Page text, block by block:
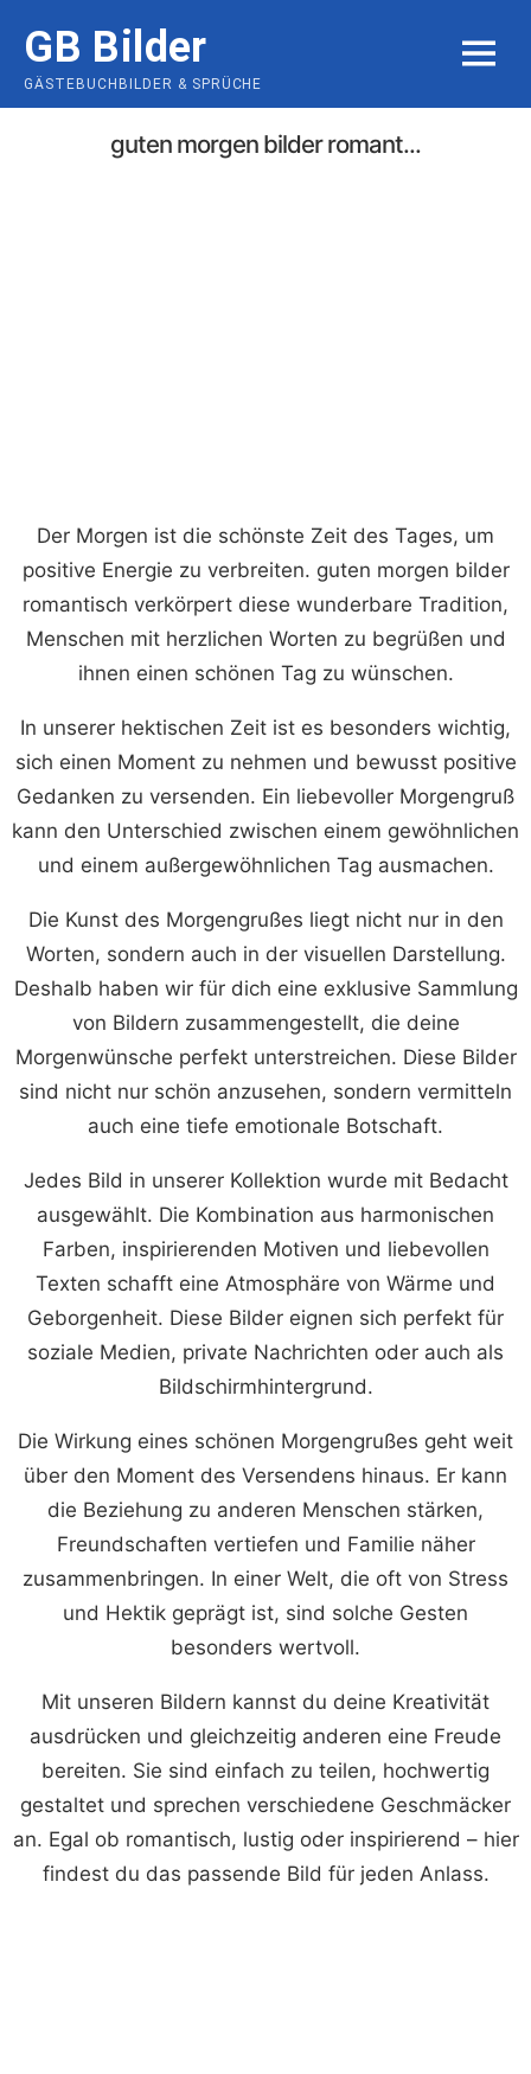
content
GB Bilder
GÄSTEBUCHBILDER & SPRÜCHE
MENU
guten morgen bilder romant...
Der Morgen ist die schönste Zeit des Tages, um
positive Energie zu verbreiten. guten morgen bilder
romantisch verkörpert diese wunderbare Tradition,
Menschen mit herzlichen Worten zu begrüßen und
ihnen einen schönen Tag zu wünschen.
In unserer hektischen Zeit ist es besonders wichtig,
sich einen Moment zu nehmen und bewusst positive
Gedanken zu versenden. Ein liebevoller Morgengruß
kann den Unterschied zwischen einem gewöhnlichen
und einem außergewöhnlichen Tag ausmachen.
Die Kunst des Morgengrußes liegt nicht nur in den
Worten, sondern auch in der visuellen Darstellung.
Deshalb haben wir für dich eine exklusive Sammlung
von Bildern zusammengestellt, die deine
Morgenwünsche perfekt unterstreichen. Diese Bilder
sind nicht nur schön anzusehen, sondern vermitteln
auch eine tiefe emotionale Botschaft.
Jedes Bild in unserer Kollektion wurde mit Bedacht
ausgewählt. Die Kombination aus harmonischen
Farben, inspirierenden Motiven und liebevollen
Texten schafft eine Atmosphäre von Wärme und
Geborgenheit. Diese Bilder eignen sich perfekt für
soziale Medien, private Nachrichten oder auch als
Bildschirmhintergrund.
Die Wirkung eines schönen Morgengrußes geht weit
über den Moment des Versendens hinaus. Er kann
die Beziehung zu anderen Menschen stärken,
Freundschaften vertiefen und Familie näher
zusammenbringen. In einer Welt, die oft von Stress
und Hektik geprägt ist, sind solche Gesten
besonders wertvoll.
Mit unseren Bildern kannst du deine Kreativität
ausdrücken und gleichzeitig anderen eine Freude
bereiten. Sie sind einfach zu teilen, hochwertig
gestaltet und sprechen verschiedene Geschmäcker
an. Egal ob romantisch, lustig oder inspirierend – hier
findest du das passende Bild für jeden Anlass.